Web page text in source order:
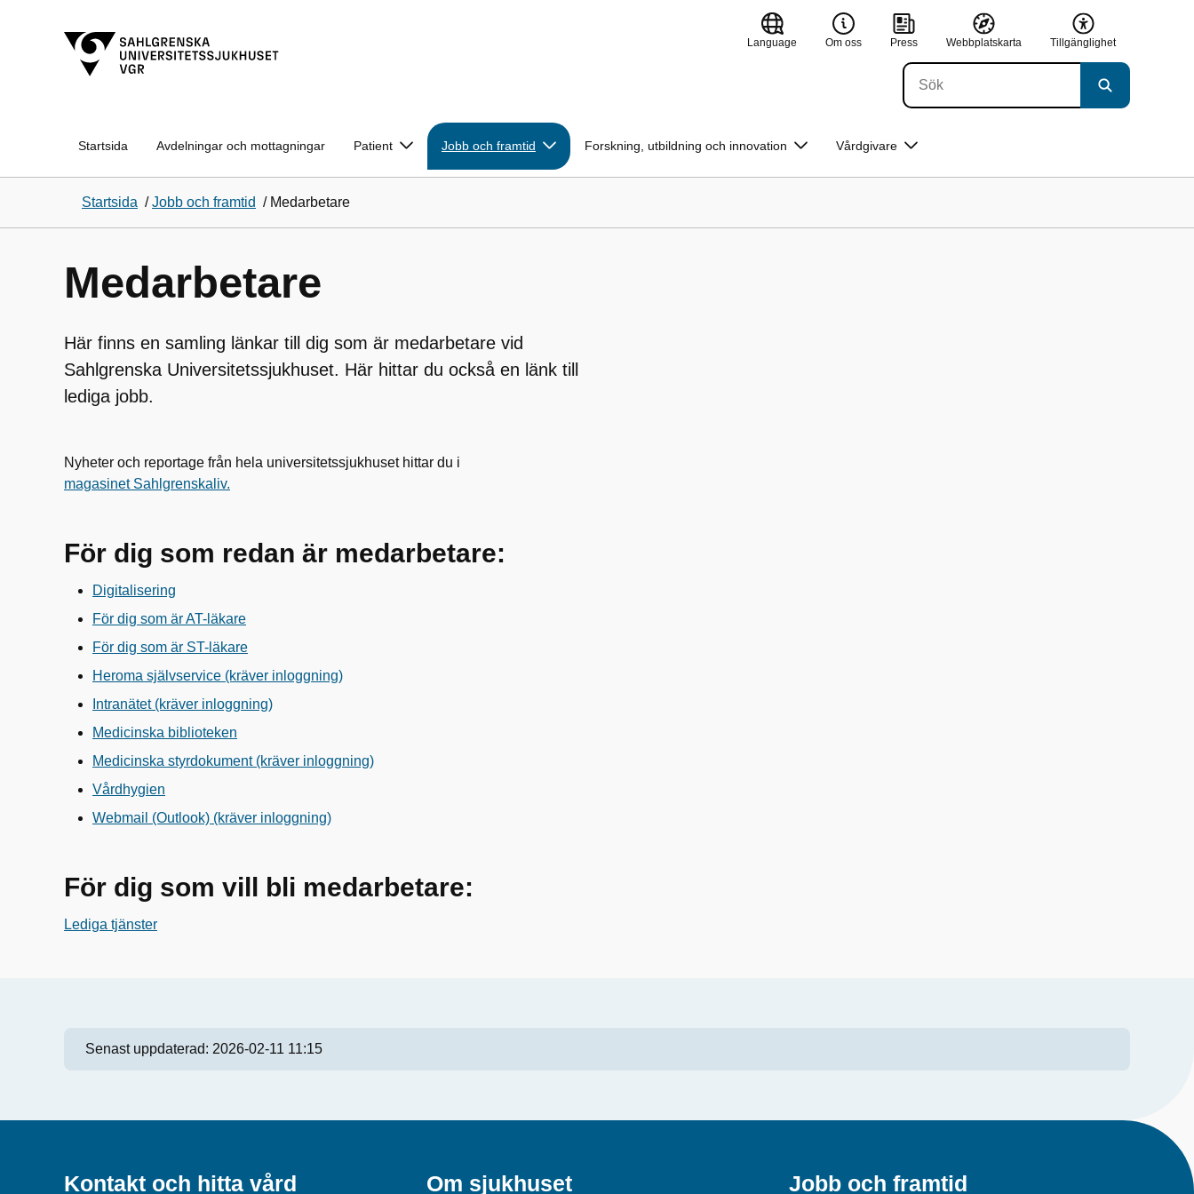
Language Om oss Press Webbplatskarta Tillgänglighet
Startsida Avdelningar och mottagningar Patient Jobb och framtid Forskning, utbildning och innovation Vårdgivare
Startsida /Jobb och framtid / Medarbetare
Medarbetare
Här finns en samling länkar till dig som är medarbetare vid
Sahlgrenska Universitetssjukhuset. Här hittar du också en länk till
lediga jobb.
Nyheter och reportage från hela universitetssjukhuset hittar du i
magasinet Sahlgrenskaliv.
För dig som redan är medarbetare:
Digitalisering
För dig som är AT-läkare
För dig som är ST-läkare
Heroma självservice (kräver inloggning)
Intranätet (kräver inloggning)
Medicinska biblioteken
Medicinska styrdokument (kräver inloggning)
Vårdhygien
Webmail (Outlook) (kräver inloggning)
För dig som vill bli medarbetare:
Lediga tjänster
Senast uppdaterad: 2026-02-11 11:15
Kontakt och hitta vård Om sjukhuset Jobb och framtid